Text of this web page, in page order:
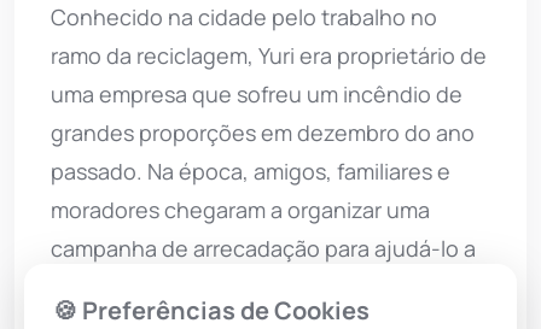
Conhecido na cidade pelo trabalho no
ramo da reciclagem, Yuri era proprietário de
uma empresa que sofreu um incêndio de
grandes proporções em dezembro do ano
passado. Na época, amigos, familiares e
moradores chegaram a organizar uma
campanha de arrecadação para ajudá-lo a
🍪 Preferências de Cookies